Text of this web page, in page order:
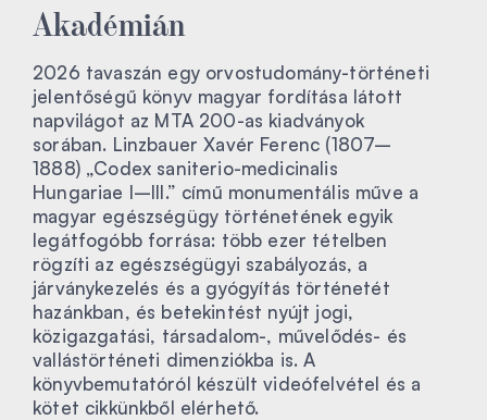
Akadémián
2026 tavaszán egy orvostudomány-történeti
jelentőségű könyv magyar fordítása látott
napvilágot az MTA 200-as kiadványok
sorában. Linzbauer Xavér Ferenc (1807–
1888) „Codex saniterio-medicinalis
Hungariae I–III.” című monumentális műve a
magyar egészségügy történetének egyik
legátfogóbb forrása: több ezer tételben
rögzíti az egészségügyi szabályozás, a
járványkezelés és a gyógyítás történetét
hazánkban, és betekintést nyújt jogi,
közigazgatási, társadalom-, művelődés- és
vallástörténeti dimenziókba is. A
könyvbemutatóról készült videófelvétel és a
kötet cikkünkből elérhető.